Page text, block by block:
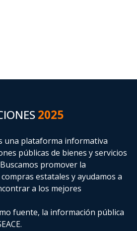
2025
una plataforma informativa
públicas de bienes y servicios
promover la
estatalesy ayudamos a
a los mejores
fuente, la información pública